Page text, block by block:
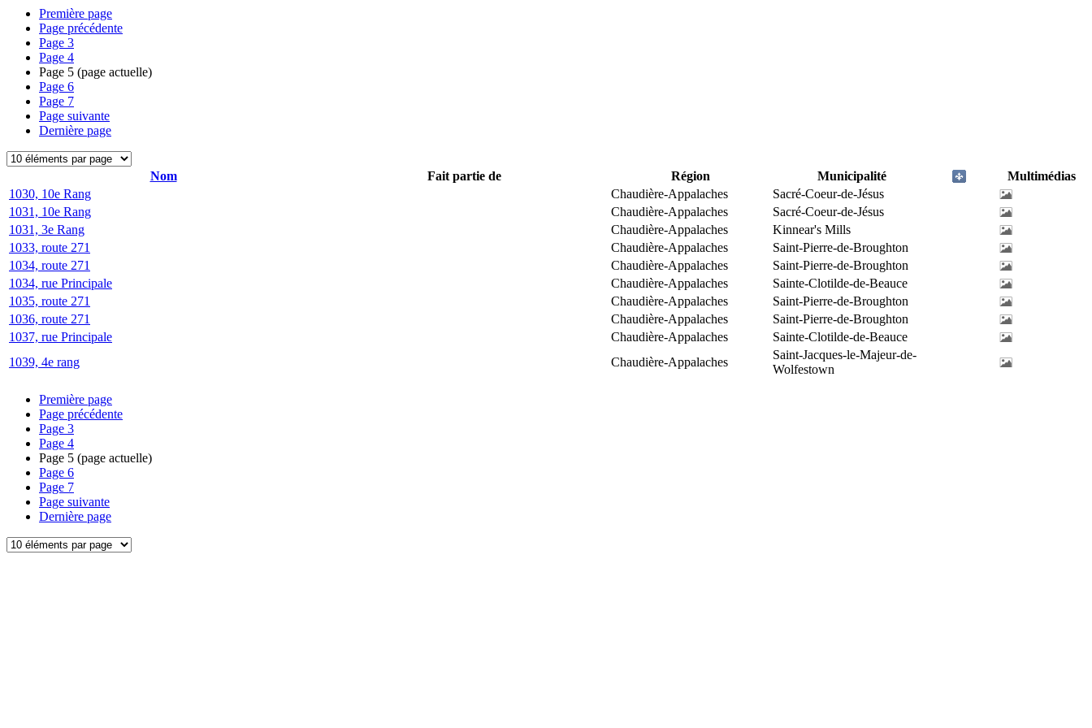
Première page
Page précédente
Page 3
Page 4
Page 5 (page actuelle)
Page 6
Page 7
Page suivante
Dernière page
Nom Fait partie de Région Municipalité
Multimédias
1030, 10e Rang
Chaudière-Appalaches
Sacré-Coeur-de-Jésus
1031, 10e Rang
Chaudière-Appalaches
Sacré-Coeur-de-Jésus
1031, 3e Rang
Chaudière-Appalaches
Kinnear's Mills
1033, route 271
Chaudière-Appalaches
Saint-Pierre-de-Broughton
1034, route 271
Chaudière-Appalaches
Saint-Pierre-de-Broughton
1034, rue Principale
Chaudière-Appalaches
Sainte-Clotilde-de-Beauce
1035, route 271
Chaudière-Appalaches
Saint-Pierre-de-Broughton
1036, route 271
Chaudière-Appalaches
Saint-Pierre-de-Broughton
1037, rue Principale
Chaudière-Appalaches
Sainte-Clotilde-de-Beauce
1039, 4e rang
Chaudière-Appalaches
Saint-Jacques-le-Majeur-de-
Wolfestown
Première page
Page précédente
Page 3
Page 4
Page 5 (page actuelle)
Page 6
Page 7
Page suivante
Dernière page